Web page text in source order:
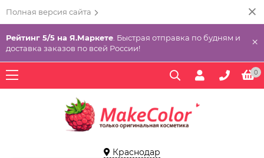
Полная версия сайта
Рейтинг 5/5 на Я.Маркете . Быстрая отправка по будням и
доставка заказов по всей России!
×
0
Краснодар